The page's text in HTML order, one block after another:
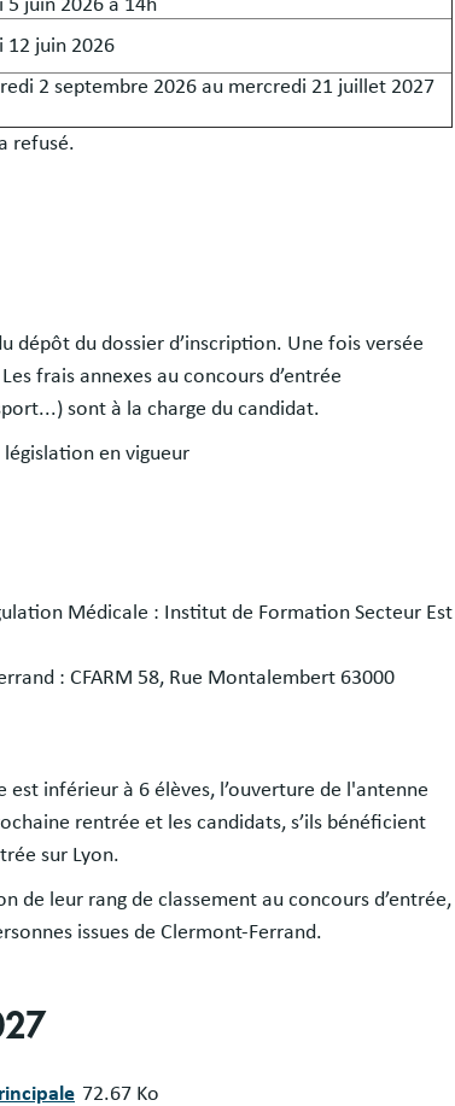
5 juin 2026 à 14h
12 juin 2026
2 septembre 2026 au mercredi 21 juillet 2027
refusé.
dépôt du dossier d’inscription. Une fois versée
frais annexes au concours d’entrée
sont à la charge du candidat.
en vigueur
Médicale : Institut de Formation Secteur Est
: CFARM 58, Rue Montalembert 63000
inférieur à 6 élèves, l’ouverture de l'antenne
rentrée et les candidats, s’ils bénéficient
sur Lyon.
de leur rang de classement au concours d’entrée,
issues de Clermont-Ferrand.
72.67 Ko